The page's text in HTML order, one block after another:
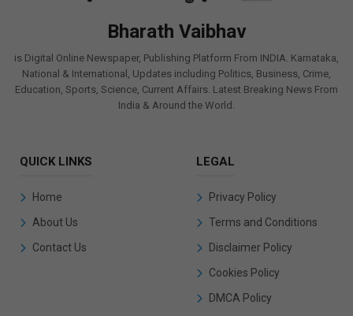
Bharath Vaibhav
is Digital Online Newspaper, Publishing Platform From INDIA. Karnataka,
National & International, Updates including Politics, Business, Crime,
Education, Sports, Science, Current Affairs. Latest Breaking News From
India & Around the World.
QUICK LINKS
Home
About Us
Contact Us
LEGAL
Privacy Policy
Terms and Conditions
Disclaimer Policy
Cookies Policy
DMCA Policy